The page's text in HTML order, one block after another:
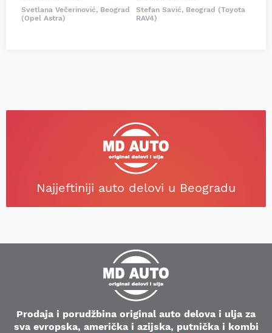
Svetlana Večerinović, Beograd
(Opel Astra)
Stefan Savić, Beograd (Toyota
RAV4)
Najjeftiniji auto delovi u Beogradu
Prodaja i porudžbina original auto delova i ulja za
sva evropska, američka i azijska, putnička i kombi